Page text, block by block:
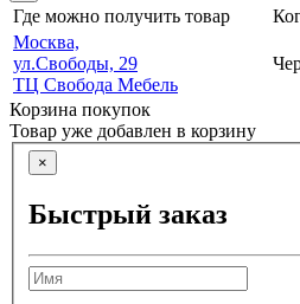
Где можно получить товар
Москва,
ул.Свободы, 29
ТЦ Свобода Мебель
Корзина покупок
Товар уже добавлен в корзину
×
Быстрый заказ